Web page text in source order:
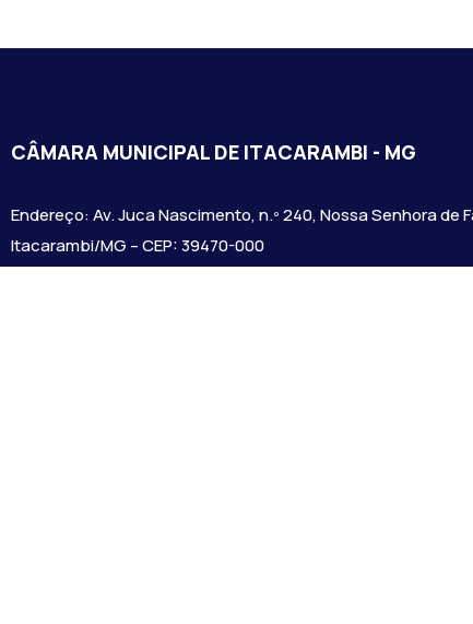
CÂMARA MUNICIPAL DE ITACARAMBI - MG
Endereço: Av. Juca Nascimento, n.º 240, Nossa Senhora de
Itacarambi/MG – CEP: 39470-000